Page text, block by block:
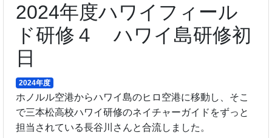
2024年度ハワイフィール
ド研修４ ハワイ島研修初
日
2024年度
ホノルル空港からハワイ島のヒロ空港に移動し、そこ
で三本松高校ハワイ研修のネイチャーガイドをずっと
担当されている長谷川さんと合流しました。